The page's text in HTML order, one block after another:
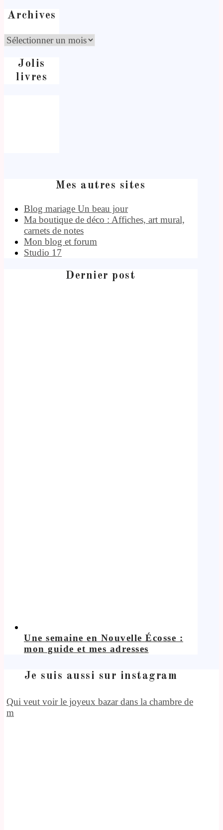
Archives
Jolis
livres
Mes autres sites
Blog mariage Un beau jour
Ma boutique de déco : Affiches, art mural,
carnets de notes
Mon blog et forum
Studio 17
Dernier post
Une semaine en Nouvelle Écosse :
mon guide et mes adresses
Je suis aussi sur instagram
Qui veut voir le joyeux bazar dans la chambre de
m